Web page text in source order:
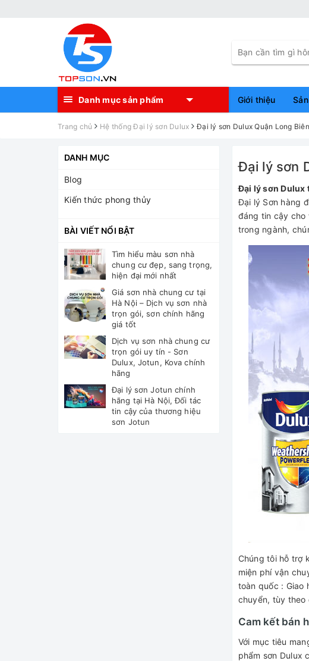
Danh mục sản phẩm Giới thiệu
Trang chủ Hệ thống Đại lý sơn Dulux Đại lý sơn Dulux Quận Long Biên
Đại lý sơn
Đại lý sơn Dulux
Đại lý Sơn hàng
đáng tin cậy cho
trong ngành,
Chúng tôi hỗ trợ
miện phí vận
toàn quốc : Giao
chuyển, tùy theo
Cam kết bán
Với mục tiêu
phẩm sơn Dulux
DANH MỤC
Blog
Kiến thức phong thủy
BÀI VIẾT NỔI BẬT
Tìm hiểu màu sơn nhà
chung cư đẹp, sang trọng,
hiện đại mới nhất
Giá sơn nhà chung cư tại
Hà Nội – Dịch vụ sơn nhà
trọn gói, sơn chính hãng
giá tốt
Dịch vụ sơn nhà chung cư
trọn gói uy tín - Sơn
Dulux, Jotun, Kova chính
hãng
Đại lý sơn Jotun chính
hãng tại Hà Nội, Đối tác
tin cậy của thương hiệu
sơn Jotun